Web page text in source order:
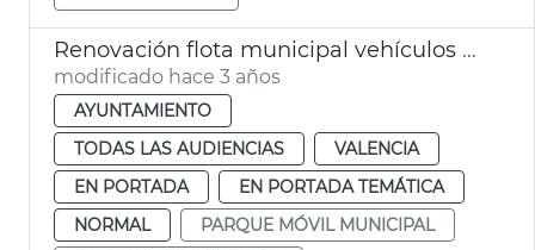
Renovación flota municipal vehículos eléctricos
modificado hace 3 años
AYUNTAMIENTO
TODAS LAS AUDIENCIAS
VALENCIA
EN PORTADA
EN PORTADA TEMÁTICA
NORMAL
PARQUE MÓVIL MUNICIPAL